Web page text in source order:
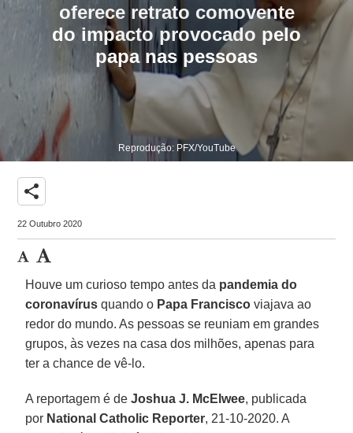
oferece retrato comovente
do impacto provocado pelo
papa nas pessoas
Reprodução: PFX/YouTube
share
22 Outubro 2020
Houve um curioso tempo antes da pandemia do
coronavírus quando o Papa Francisco viajava ao
redor do mundo. As pessoas se reuniam em grandes
grupos, às vezes na casa dos milhões, apenas para
ter a chance de vê-lo.
A reportagem é deJoshua J. McElwee, publicada
por National Catholic Reporter, 21-10-2020. A